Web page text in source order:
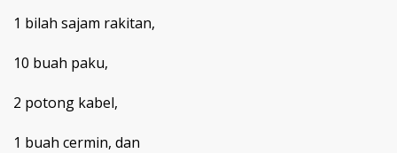
1 bilah sajam rakitan,
10 buah paku,
2 potong kabel,
1 buah cermin, dan